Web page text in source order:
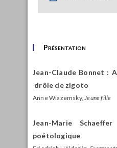
Présentation
Jean-Claude Bonnet :
drôle de zigoto
Anne Wiazemsky, Jeune fille
Jean-Marie
poétologique